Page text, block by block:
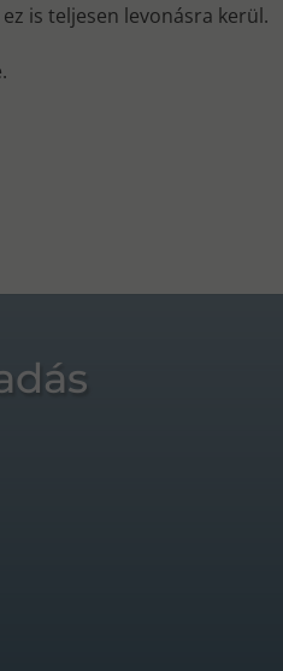
is teljesen levonásra kerül.